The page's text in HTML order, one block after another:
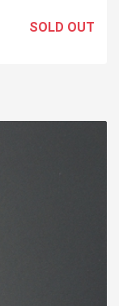
SOLD OUT